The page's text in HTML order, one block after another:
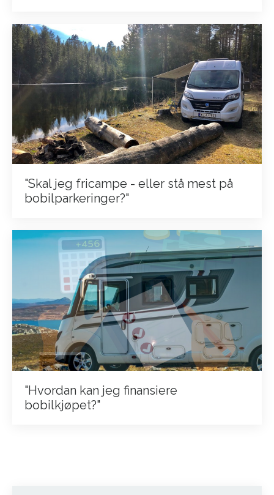
"Skal jeg fricampe - eller stå mest på
bobilparkeringer?"
"Hvordan kan jeg finansiere
bobilkjøpet?"